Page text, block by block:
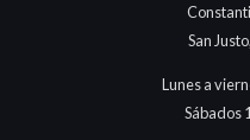
San
Lunes a
Sábados